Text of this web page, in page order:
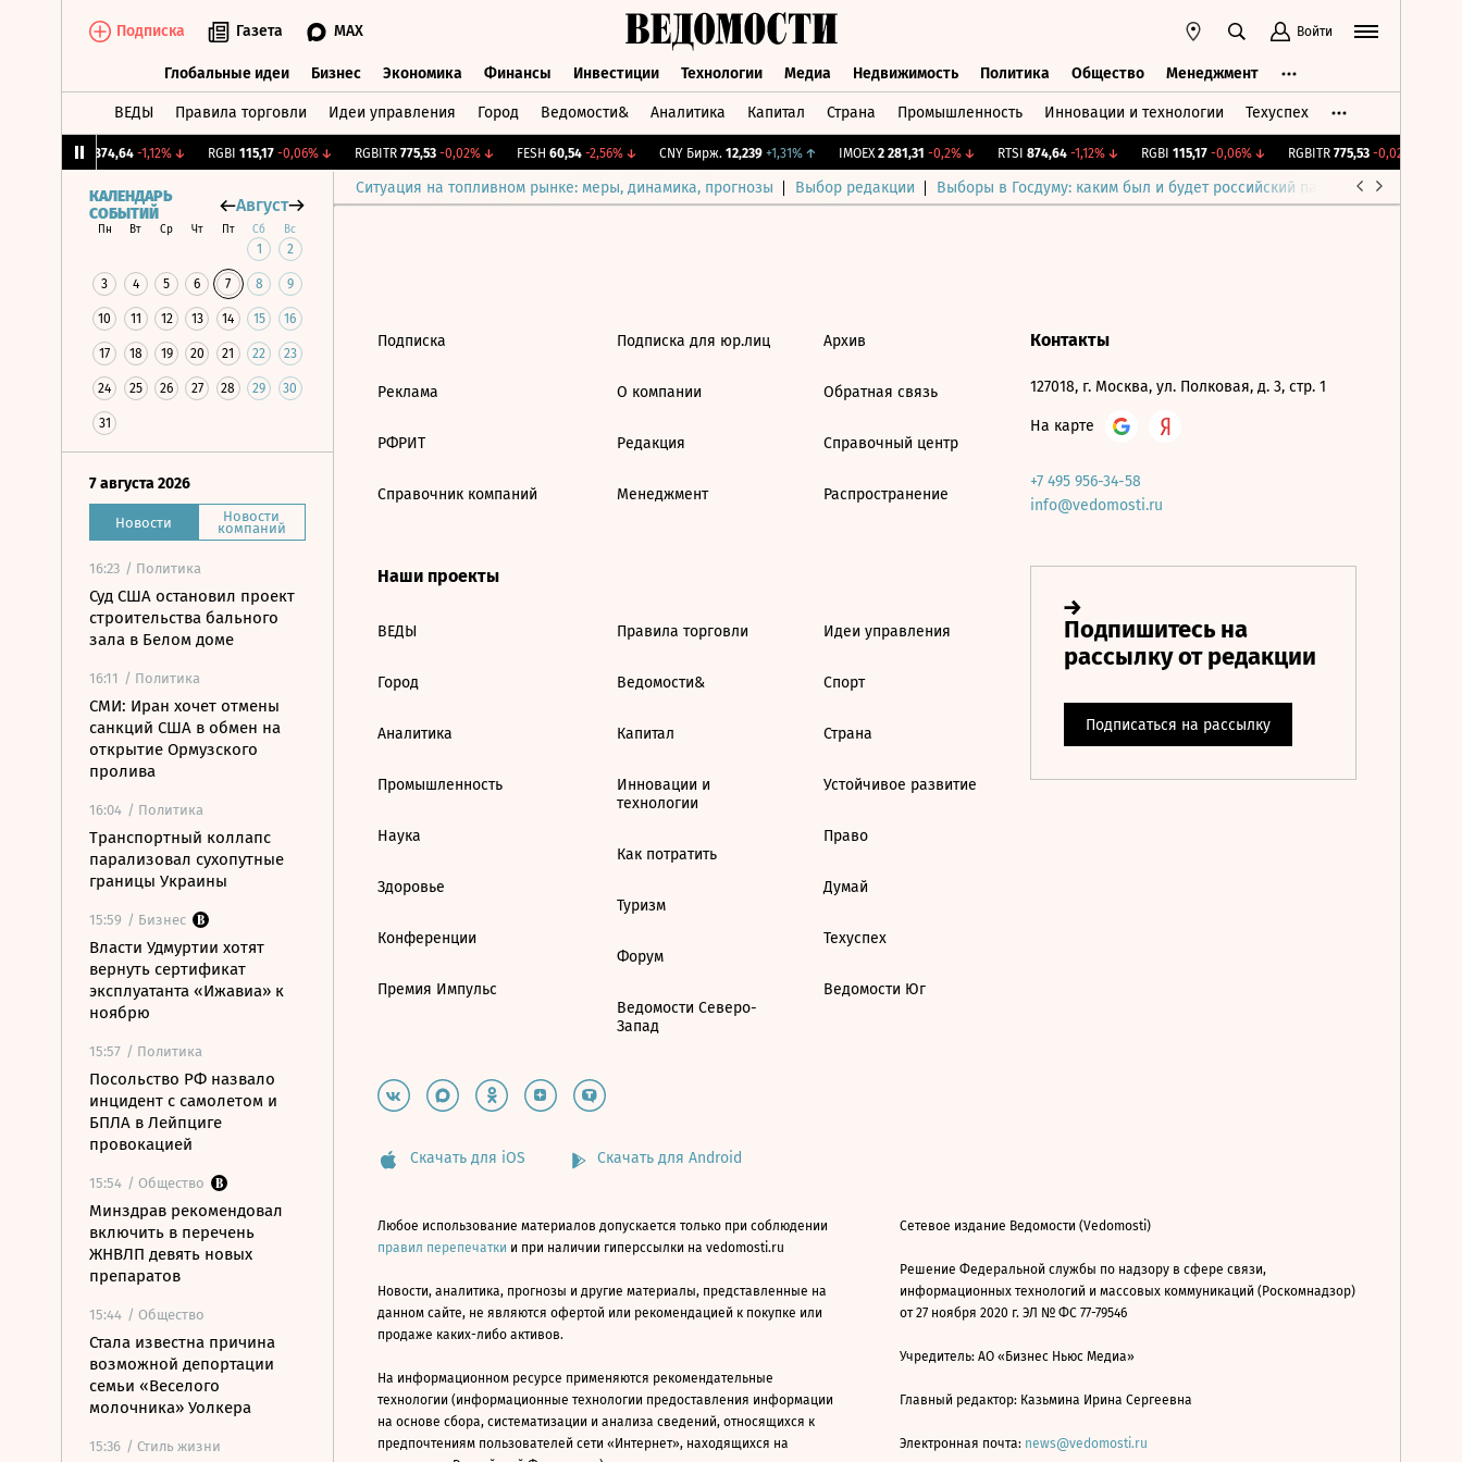
Подписка Газета MAX Войти
Глобальные идеи Бизнес Экономика Финансы Инвестиции Технологии Медиа Недвижимость Политика Общество Менеджмент
ВЕДЫ Правила торговли Идеи управления Город Ведомости& Аналитика Капитал Страна Промышленность Инновации и технологии Техуспех
874,64 -1,12%↓ RGBI 115,17 -0,06%↓ RGBITR 775,53 -0,02%↓ FESH 60,54 -2,56%↓ CNY Бирж. 12,239 +1,31%↑ IMOEX 2 281,31 -0,2%↓ RTSI 874,64 -1,12%↓ RGBI 115,17 -0,06%↓ RGBITR 775,53 -0,02%
Ситуация на топливном рынке: меры, динамика, прогнозы Выбор редакции Выборы в Госдуму: каким был и будет российский парламент
КАЛЕНДАРЬ
СОБЫТИЙ
Август
Пн Вт Ср Чт Пт Сб Вс
1 2
3 4 5 6 7 8 9
10 11 12 13 14 15 16
17 18 19 20 21 22 23
24 25 26 27 28 29 30
31
7 августа 2026
Новости Новости
компаний
16:23 / Политика
Суд США остановил проект
строительства бального
зала в Белом доме
16:11 / Политика
СМИ: Иран хочет отмены
санкций США в обмен на
открытие Ормузского
пролива
16:04 / Политика
Транспортный коллапс
парализовал сухопутные
границы Украины
15:59 / Бизнес
Власти Удмуртии хотят
вернуть сертификат
эксплуатанта «Ижавиа» к
ноябрю
15:57 / Политика
Посольство РФ назвало
инцидент с самолетом и
БПЛА в Лейпциге
провокацией
15:54 / Общество
Минздрав рекомендовал
включить в перечень
ЖНВЛП девять новых
препаратов
15:44 / Общество
Стала известна причина
возможной депортации
семьи «Веселого
молочника» Уолкера
15:36 / Стиль жизни
Подписка
Реклама
РФРИТ
Справочник компаний
Подписка для юр.лиц
О компании
Редакция
Менеджмент
Архив
Обратная связь
Справочный центр
Распространение
Наши проекты
ВЕДЫ
Город
Аналитика
Промышленность
Наука
Здоровье
Конференции
Премия Импульс
Правила торговли
Ведомости&
Капитал
Инновации и
технологии
Как потратить
Туризм
Форум
Ведомости Северо-
Запад
Идеи управления
Спорт
Страна
Устойчивое развитие
Право
Думай
Техуспех
Ведомости Юг
Контакты
127018, г. Москва, ул. Полковая, д. 3, стр. 1
На карте
+7 495 956-34-58
info@vedomosti.ru
Скачать для iOS Скачать для Android
Любое использование материалов допускается только при соблюдении
правил перепечатки и при наличии гиперссылки на vedomosti.ru
Новости, аналитика, прогнозы и другие материалы, представленные на
данном сайте, не являются офертой или рекомендацией к покупке или
продаже каких-либо активов.
На информационном ресурсе применяются рекомендательные
технологии (информационные технологии предоставления информации
на основе сбора, систематизации и анализа сведений, относящихся к
предпочтениям пользователей сети «Интернет», находящихся на
Сетевое издание Ведомости (Vedomosti)
Решение Федеральной службы по надзору в сфере связи,
информационных технологий и массовых коммуникаций (Роскомнадзор)
от 27 ноября 2020 г. ЭЛ № ФС 77-79546
Учредитель: АО «Бизнес Ньюс Медиа»
Главный редактор: Казьмина Ирина Сергеевна
Электронная почта: news@vedomosti.ru